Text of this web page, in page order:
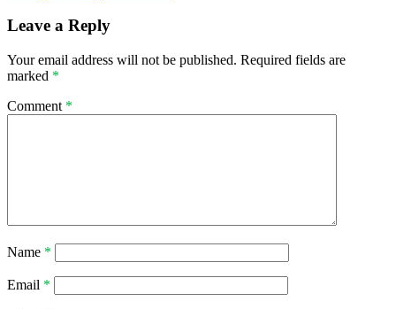
Leave a Reply
Your email address will not be published. Required fields are
marked *
Comment *
Name *
Email *